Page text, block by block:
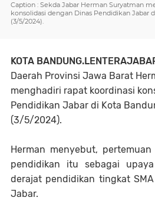
Caption : Sekda Jabar Herman Suryatman
konsolidasi dengan Dinas Pendidikan Jabar
(3/5/2024).
KOTA
Daerah Provinsi Jawa Barat
menghadiri rapat koordinasi
Pendidikan Jabar di Kota
(3/5/2024).
Herman menyebut,
pendidikan itu sebagai
derajat pendidikan tingkat
Jabar.